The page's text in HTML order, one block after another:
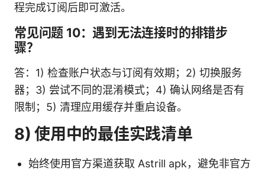
程完成订阅后即可激活。
常见问题 10：遇到无法连接时的排错步
骤？
答：1) 检查账户状态与订阅有效期；2) 切换服务
器；3) 尝试不同的混淆模式；4) 确认网络是否有
限制；5) 清理应用缓存并重启设备。
8) 使用中的最佳实践清单
始终使用官方渠道获取 Astrill apk，避免非官方